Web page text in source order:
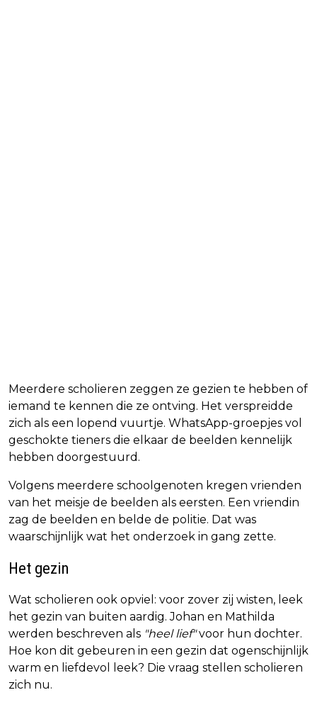
Meerdere scholieren zeggen ze gezien te hebben of
iemand te kennen die ze ontving. Het verspreidde
zich als een lopend vuurtje. WhatsApp-groepjes vol
geschokte tieners die elkaar de beelden kennelijk
hebben doorgestuurd.
Volgens meerdere schoolgenoten kregen vrienden
van het meisje de beelden als eersten. Een vriendin
zag de beelden en belde de politie. Dat was
waarschijnlijk wat het onderzoek in gang zette.
Het gezin
Wat scholieren ook opviel: voor zover zij wisten, leek
het gezin van buiten aardig. Johan en Mathilda
werden beschreven als "heel lief"voor hun dochter.
Hoe kon dit gebeuren in een gezin dat ogenschijnlijk
warm en liefdevol leek? Die vraag stellen scholieren
zich nu.